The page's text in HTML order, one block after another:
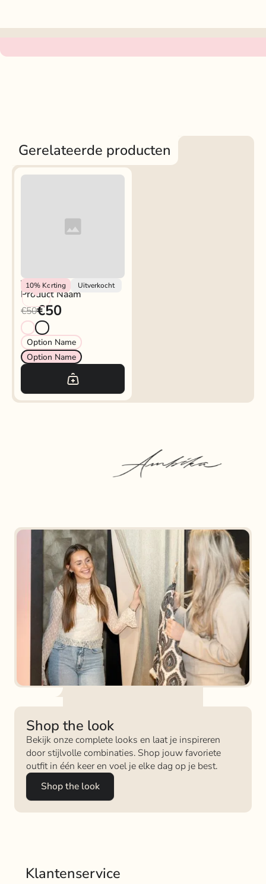
Gerelateerde producten
10% Korting Uitverkocht
Vendor
Product Naam
€50€50
Option Name
Option Name
Shop the look
Bekijk onze complete looks en laat je inspireren
door stijlvolle combinaties. Shop jouw favoriete
outfit in één keer en voel je elke dag op je best.
Shop the look
Klantenservice